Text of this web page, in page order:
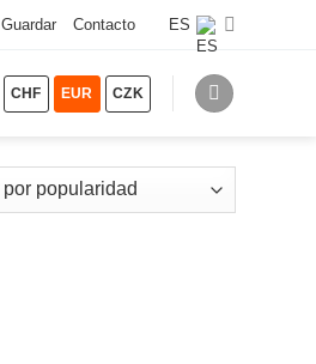
Guardar Contacto ES
CHF EUR CZK